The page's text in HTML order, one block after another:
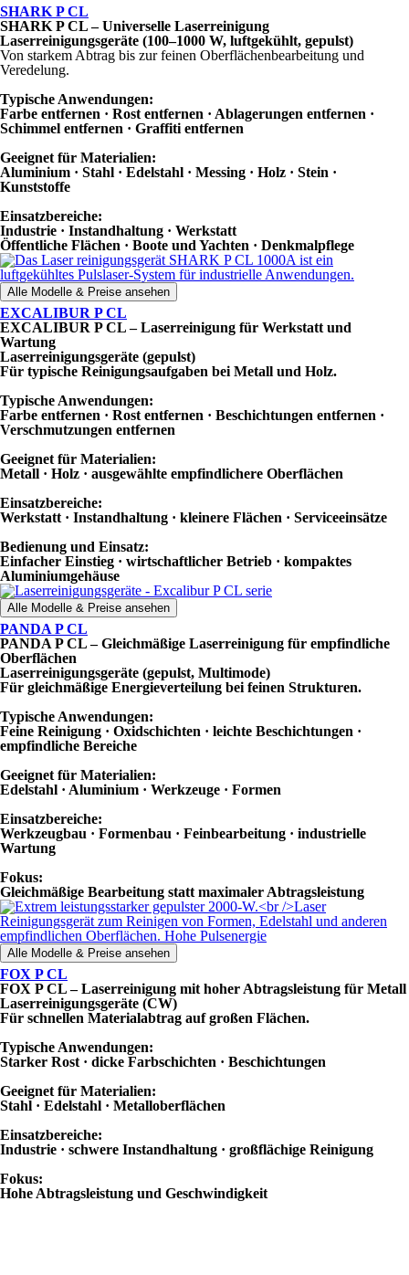
SHARK P CL
SHARK P CL – Universelle Laserreinigung
Laserreinigungsgeräte (100–1000 W, luftgekühlt, gepulst)
Von starkem Abtrag bis zur feinen Oberflächenbearbeitung und
Veredelung.
Typische Anwendungen:
Farbe entfernen · Rost entfernen · Ablagerungen entfernen ·
Schimmel entfernen · Graffiti entfernen
Geeignet für Materialien:
Aluminium · Stahl · Edelstahl · Messing · Holz · Stein ·
Kunststoffe
Einsatzbereiche:
Industrie · Instandhaltung · Werkstatt
Öffentliche Flächen · Boote und Yachten · Denkmalpflege
Alle Modelle & Preise ansehen
EXCALIBUR P CL
EXCALIBUR P CL – Laserreinigung für Werkstatt und
Wartung
Laserreinigungsgeräte (gepulst)
Für typische Reinigungsaufgaben bei Metall und Holz.
Typische Anwendungen:
Farbe entfernen · Rost entfernen · Beschichtungen entfernen ·
Verschmutzungen entfernen
Geeignet für Materialien:
Metall · Holz · ausgewählte empfindlichere Oberflächen
Einsatzbereiche:
Werkstatt · Instandhaltung · kleinere Flächen · Serviceeinsätze
Bedienung und Einsatz:
Einfacher Einstieg · wirtschaftlicher Betrieb · kompaktes
Aluminiumgehäuse
Alle Modelle & Preise ansehen
PANDA P CL
PANDA P CL – Gleichmäßige Laserreinigung für empfindliche
Oberflächen
Laserreinigungsgeräte (gepulst, Multimode)
Für gleichmäßige Energieverteilung bei feinen Strukturen.
Typische Anwendungen:
Feine Reinigung · Oxidschichten · leichte Beschichtungen ·
empfindliche Bereiche
Geeignet für Materialien:
Edelstahl · Aluminium · Werkzeuge · Formen
Einsatzbereiche:
Werkzeugbau · Formenbau · Feinbearbeitung · industrielle
Wartung
Fokus:
Gleichmäßige Bearbeitung statt maximaler Abtragsleistung
Alle Modelle & Preise ansehen
FOX P CL
FOX P CL – Laserreinigung mit hoher Abtragsleistung für Metall
Laserreinigungsgeräte (CW)
Für schnellen Materialabtrag auf großen Flächen.
Typische Anwendungen:
Starker Rost · dicke Farbschichten · Beschichtungen
Geeignet für Materialien:
Stahl · Edelstahl · Metalloberflächen
Einsatzbereiche:
Industrie · schwere Instandhaltung · großflächige Reinigung
Fokus:
Hohe Abtragsleistung und Geschwindigkeit